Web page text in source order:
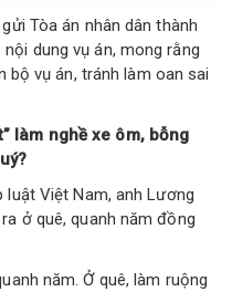
Tòa án nhân dân thành
dung vụ án, mong rằng
bộ vụ án, tránh làm oan sai
làm nghề xe ôm, bỗng
luật Việt Nam, anh Lương
ở quê, quanh năm đồng
năm. Ở quê, làm ruộng